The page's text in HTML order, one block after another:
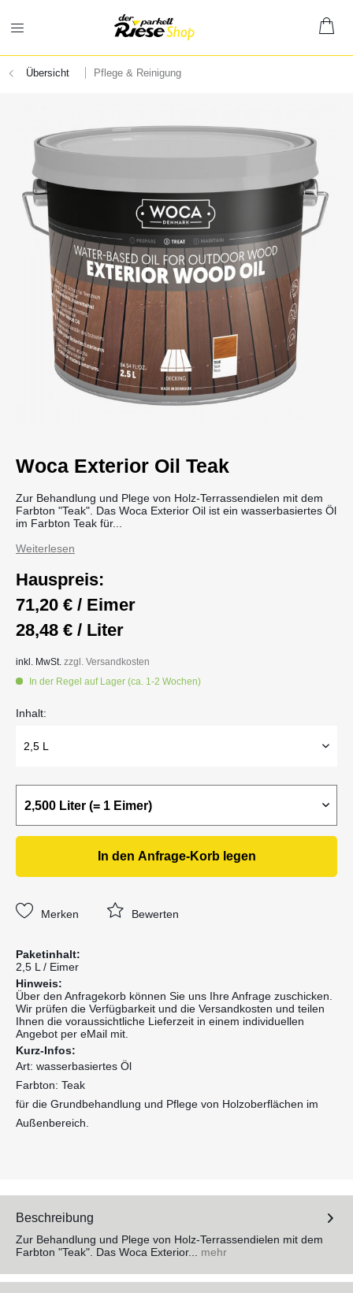
Übersicht Pflege & Reinigung
Woca Exterior Oil Teak
Zur Behandlung und Plege von Holz-Terrassendielen mit dem
Farbton "Teak". Das Woca Exterior Oil ist ein wasserbasiertes Öl
im Farbton Teak für...
Weiterlesen
Hauspreis:
71,20 € / Eimer
28,48 € / Liter
inkl. MwSt. zzgl. Versandkosten
In der Regel auf Lager (ca. 1-2 Wochen)
Inhalt:
In den Anfrage-Korblegen
Merken Bewerten
Paketinhalt:
2,5 L / Eimer
Hinweis:
Über den Anfragekorb können Sie uns Ihre Anfrage zuschicken.
Wir prüfen die Verfügbarkeit und die Versandkosten und teilen
Ihnen die voraussichtliche Lieferzeit in einem individuellen
Angebot per eMail mit.
Kurz-Infos:
Art: wasserbasiertes Öl
Farbton: Teak
für die Grundbehandlung und Pflege von Holzoberflächen im
Außenbereich.
Beschreibung
Zur Behandlung und Plege von Holz-Terrassendielen mit dem
Farbton "Teak". Das Woca Exterior... mehr